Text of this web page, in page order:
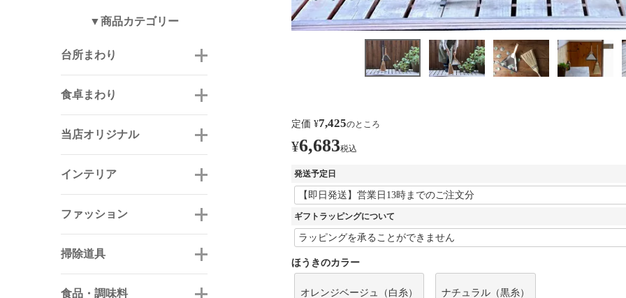
▼商品カテゴリー
台所まわり
食卓まわり
当店オリジナル
インテリア
ファッション
掃除道具
食品・調味料
定価 ¥7,425のところ
¥6,683税込
発送予定日
ギフトラッピングについて
ほうきのカラー
オレンジベージュ（白糸） ナチュラル（黒糸）